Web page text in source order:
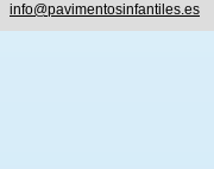
info@pavimentosinfantiles.es